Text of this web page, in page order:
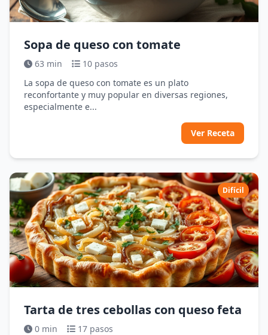
Sopa de queso con tomate
63 min
10 pasos
La sopa de queso con tomate es un plato
reconfortante y muy popular en diversas regiones,
especialmente e...
Ver Receta
Difícil
Tarta de tres cebollas con queso feta
0 min
17 pasos